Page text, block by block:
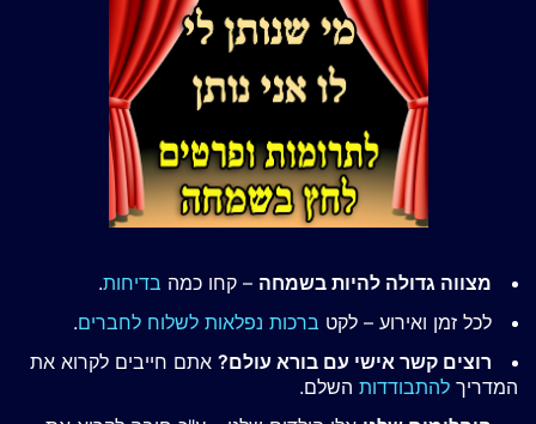
מצווה גדולה להיות בשמחה – קחו כמה בדיחות.
לכל זמן ואירוע – לקט ברכות נפלאות לשלוח לחברים.
רוצים קשר אישי עם בורא עולם? אתם חייבים לקרוא את
המדריך להתבודדות השלם.